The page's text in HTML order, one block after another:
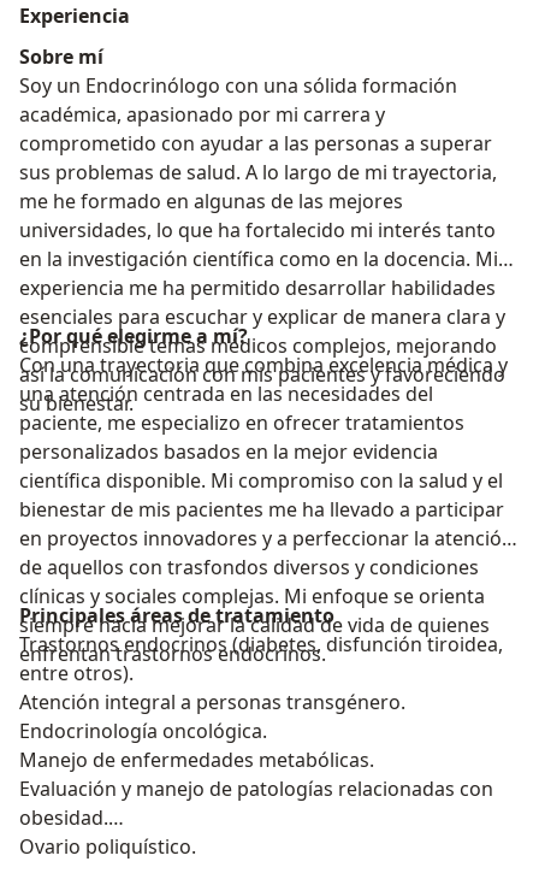
Experiencia
Sobre mí
Soy un Endocrinólogo con una sólida formación
académica, apasionado por mi carrera y
comprometido con ayudar a las personas a superar
sus problemas de salud. A lo largo de mi trayectoria,
me he formado en algunas de las mejores
universidades, lo que ha fortalecido mi interés tanto
en la investigación científica como en la docencia. Mi
experiencia me ha permitido desarrollar habilidades
esenciales para escuchar y explicar de manera clara y
comprensible temas médicos complejos, mejorando
así la comunicación con mis pacientes y favoreciendo
su bienestar.
¿Por qué elegirme a mí?
Con una trayectoria que combina excelencia médica y
una atención centrada en las necesidades del
paciente, me especializo en ofrecer tratamientos
personalizados basados en la mejor evidencia
científica disponible. Mi compromiso con la salud y el
bienestar de mis pacientes me ha llevado a participar
en proyectos innovadores y a perfeccionar la atención
de aquellos con trasfondos diversos y condiciones
clínicas y sociales complejas. Mi enfoque se orienta
siempre hacia mejorar la calidad de vida de quienes
enfrentan trastornos endocrinos.
Principales áreas de tratamiento
Trastornos endocrinos (diabetes, disfunción tiroidea,
entre otros).
Atención integral a personas transgénero.
Endocrinología oncológica.
Manejo de enfermedades metabólicas.
Evaluación y manejo de patologías relacionadas con
obesidad.
Ovario poliquístico.